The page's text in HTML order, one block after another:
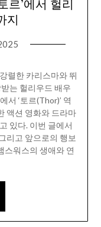
지
렬한 카리스마와 뛰
는 헐리우드 배우
서 ‘토르(Thor)’ 역
액션 영화와 드라마
있다. 이번 글에서
리고 앞으로의 행보
스워스의 생애와 연